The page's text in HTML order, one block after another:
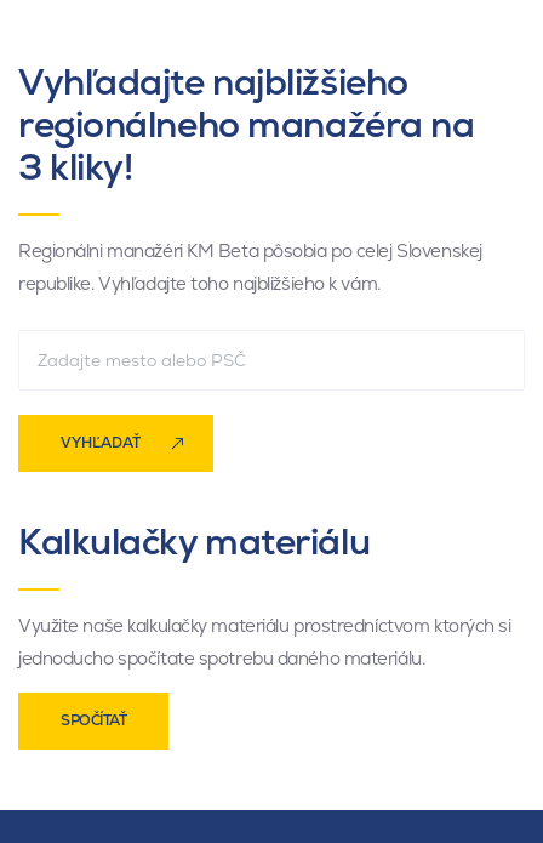
Vyhľadajte najbližšieho
regionálneho manažéra na
3 kliky!
Regionálni manažéri KM Beta pôsobia po celej Slovenskej
republike. Vyhľadajte toho najbližšieho k vám.
VYHĽADAŤ
Kalkulačky materiálu
Využite naše kalkulačky materiálu prostredníctvom ktorých si
jednoducho spočítate spotrebu daného materiálu.
SPOČÍTAŤ